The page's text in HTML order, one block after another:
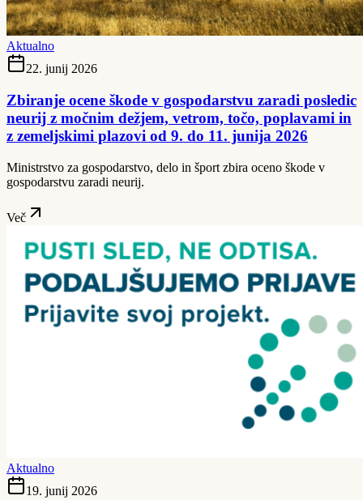
Aktualno
22. junij 2026
Zbiranje ocene škode v gospodarstvu zaradi posledic
neurij z močnim dežjem, vetrom, točo, poplavami in
z zemeljskimi plazovi od 9. do 11. junija 2026
Ministrstvo za gospodarstvo, delo in šport zbira oceno škode v
gospodarstvu zaradi neurij.
Več
Aktualno
19. junij 2026